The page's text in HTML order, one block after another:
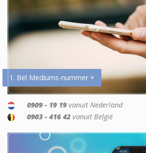
1. Bel Mediums-nummer +
0909 - 19 19 vanuit Nederland
0903 - 416 42 vanuit België